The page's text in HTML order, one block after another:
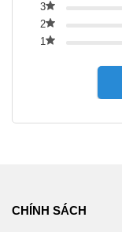
3
2
1
CHÍNH SÁCH